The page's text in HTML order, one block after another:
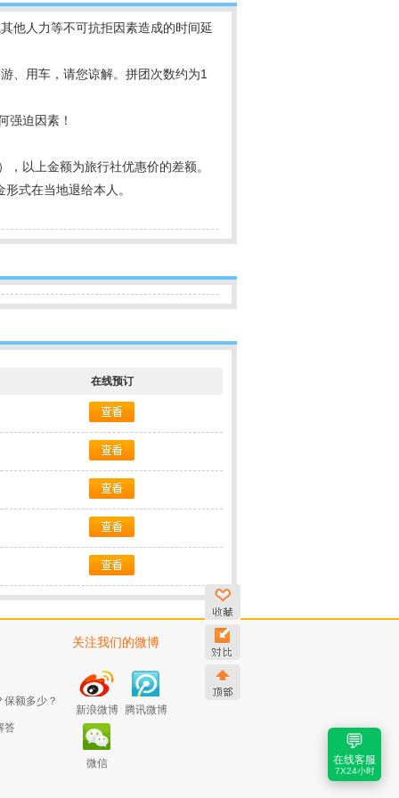
他人力等不可抗拒因素造成的时间延
、用车，请您谅解。拼团次数约为1
强迫因素！
以上金额为旅行社优惠价的差额。
式在当地退给本人。
在线预订
额多少？
答
关注我们的微博
新浪微博 腾讯微博
微信
💬
在线客服
7X24小时